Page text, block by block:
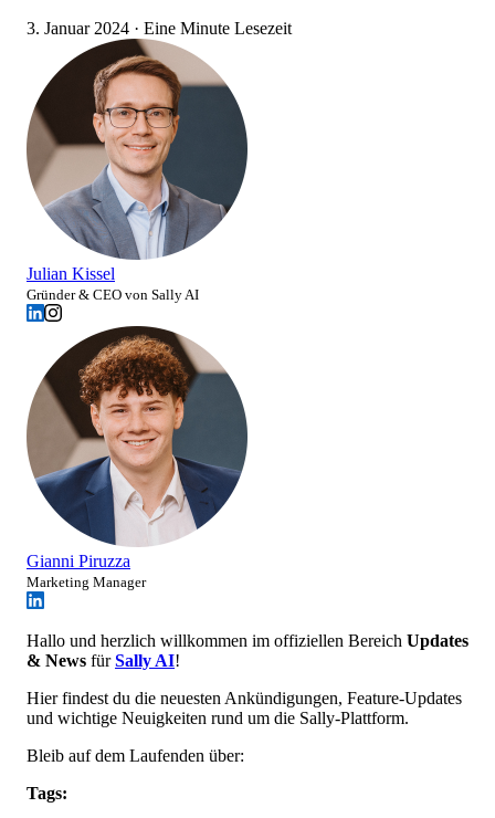
3. Januar 2024 · Eine Minute Lesezeit
Julian Kissel
Gründer & CEO von Sally AI
Gianni Piruzza
Marketing Manager
Hallo und herzlich willkommen im offiziellen Bereich Updates
& News fürSally AI!
Hier findest du die neuesten Ankündigungen, Feature-Updates
und wichtige Neuigkeiten rund um die Sally-Plattform.
Bleib auf dem Laufenden über:
Tags: